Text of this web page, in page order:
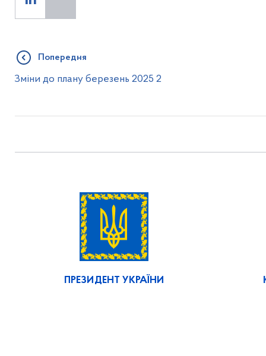
Попередня
Зміни до плану березень 2025 2
ПРЕЗИДЕНТ УКРАЇНИ